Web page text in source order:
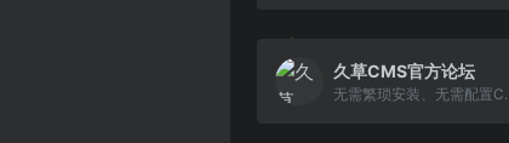
久草CMS官方论坛
无需繁琐安装、无需配置CK、无需手动更新、一分钟拥有30000视频资源；视频行业超强CMS。自适应手机、平板、PC。